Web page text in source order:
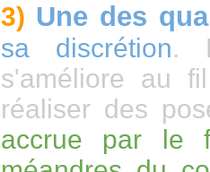
3) Une des
sa discrétion.
s'améliore au
réaliser des
accrue par le